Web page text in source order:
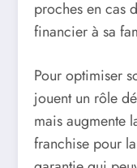
proches en cas
financier à sa
Pour optimiser
jouent un rôle
mais augmente
franchise pour